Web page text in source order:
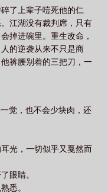
年代奋斗免费阅读(三草平)
了上辈子噎死他的仁
江湖没有裁判席，只有
掉进碗里。重生改命，
的逆袭从来不只是商
裤腰别着的三把刀，一
囊账，被一刀砍碎。钞
左手攥着算盘，右手撕
市霓虹间织就生意网。
星。“黑钱买清白，脏手
四十年人生智慧总结的
打成王炸的狼。1985年
则的老狼。
觉，也不会少块肉，还
光，一切似乎又戛然而
眼睛。
悉。